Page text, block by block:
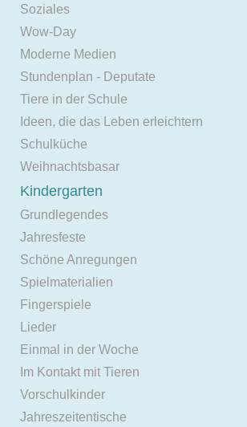
Soziales
Wow-Day
Moderne Medien
Stundenplan - Deputate
Tiere in der Schule
Ideen, die das Leben erleichtern
Schulküche
Weihnachtsbasar
Kindergarten
Grundlegendes
Jahresfeste
Schöne Anregungen
Spielmaterialien
Fingerspiele
Lieder
Einmal in der Woche
Im Kontakt mit Tieren
Vorschulkinder
Jahreszeitentische